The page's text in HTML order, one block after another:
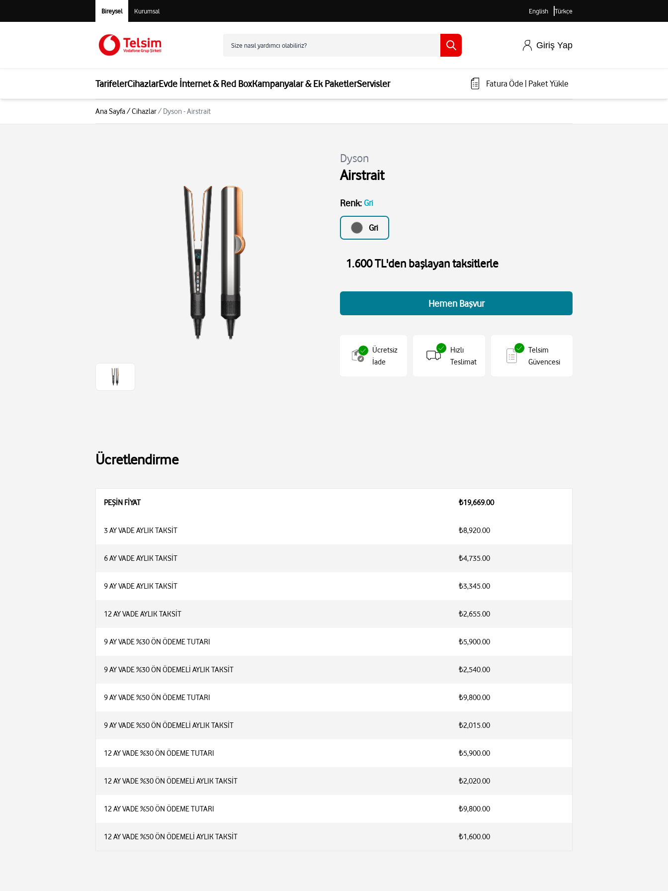
Bireysel Kurumsal English Türkçe
Giriş Yap
TarifelerCihazlarEvde İnternet & Red BoxKampanyalar & Ek PaketlerServisler Fatura Öde Paket Yükle
Ana Sayfa/Cihazlar/ Dyson - Airstrait
Dyson
Airstrait
Renk: Gri
Gri
1.600 TL'den başlayan taksitlerle
Hemen Başvur
Ücretsiz
İade
Hızlı
Teslimat
Telsim
Güvencesi
Ücretlendirme
PEŞİN FİYAT ₺19,669.00
3 AY VADE AYLIK TAKSİT ₺8,920.00
6 AY VADE AYLIK TAKSİT ₺4,735.00
9 AY VADE AYLIK TAKSİT ₺3,345.00
12 AY VADE AYLIK TAKSİT ₺2,655.00
9 AY VADE %30 ÖN ÖDEME TUTARI ₺5,900.00
9 AY VADE %30 ÖN ÖDEMELİ AYLIK TAKSİT ₺2,540.00
9 AY VADE %50 ÖN ÖDEME TUTARI ₺9,800.00
9 AY VADE %50 ÖN ÖDEMELİ AYLIK TAKSİT ₺2,015.00
12 AY VADE %30 ÖN ÖDEME TUTARI ₺5,900.00
12 AY VADE %30 ÖN ÖDEMELİ AYLIK TAKSİT ₺2,020.00
12 AY VADE %50 ÖN ÖDEME TUTARI ₺9,800.00
12 AY VADE %50 ÖN ÖDEMELİ AYLIK TAKSİT ₺1,600.00